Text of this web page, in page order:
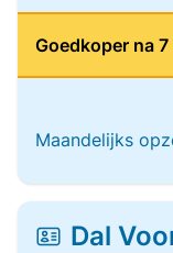
Goedkoper na
Maandelijks
Dal